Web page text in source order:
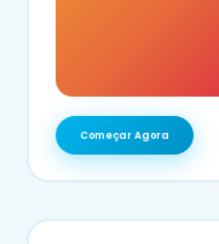
Começar Agora